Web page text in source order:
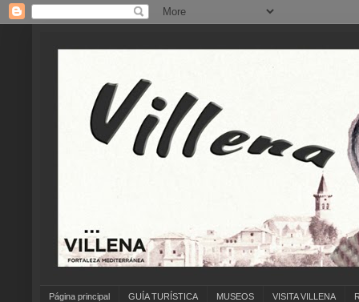
Página principal GUÍA TURÍSTICA MUSEOS VISITA VILLENA